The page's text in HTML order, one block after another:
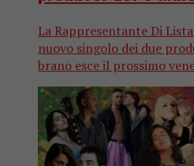
La Rappresentante Di
nuovo singolo dei due
brano esce il prossimo